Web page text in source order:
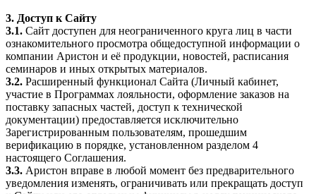
3. Доступ к Сайту
3.1. Сайт доступен для неограниченного круга лиц в части
ознакомительного просмотра общедоступной информации о
компании Аристон и её продукции, новостей, расписания
семинаров и иных открытых материалов.
3.2. Расширенный функционал Сайта (Личный кабинет,
участие в Программах лояльности, оформление заказов на
поставку запасных частей, доступ к технической
документации) предоставляется исключительно
Зарегистрированным пользователям, прошедшим
верификацию в порядке, установленном разделом 4
настоящего Соглашения.
3.3. Аристон вправе в любой момент без предварительного
уведомления изменять, ограничивать или прекращать доступ